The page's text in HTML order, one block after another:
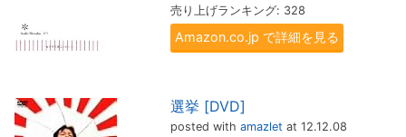
売り上げランキング: 328
Amazon.co.jp で詳細を見る
選挙 [DVD]
posted with amazlet at 12.12.08